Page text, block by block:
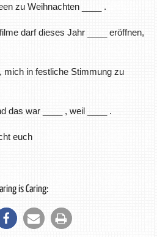
zu Weihnachten ____ .
darf dieses Jahr ____ eröffnen,
mich in festliche Stimmung zu
das war ____ , weil ____ .
euch
is Caring: